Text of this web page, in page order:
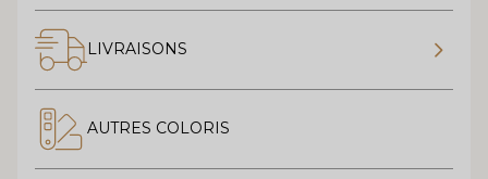
LIVRAISONS
AUTRES COLORIS